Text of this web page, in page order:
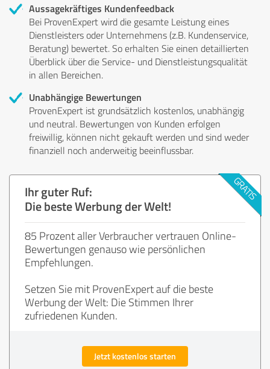
Aussagekräftiges Kundenfeedback
Bei ProvenExpert wird die gesamte Leistung eines
Dienstleisters oder Unternehmens (z.B. Kundenservice,
Beratung) bewertet. So erhalten Sie einen detaillierten
Überblick über die Service- und Dienstleistungsqualität
in allen Bereichen.
Unabhängige Bewertungen
ProvenExpert ist grundsätzlich kostenlos, unabhängig
und neutral. Bewertungen von Kunden erfolgen
freiwillig, können nicht gekauft werden und sind weder
finanziell noch anderweitig beeinflussbar.
Ihr guter Ruf:
Die beste Werbung der Welt!
85 Prozent aller Verbraucher vertrauen Online-
Bewertungen genauso wie persönlichen
Empfehlungen.
Setzen Sie mit ProvenExpert auf die beste
Werbung der Welt: Die Stimmen Ihrer
zufriedenen Kunden.
Jetzt kostenlos starten